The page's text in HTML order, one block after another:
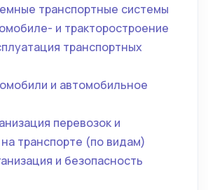
транспортные системы
и тракторостроение
транспортных
и автомобильное
перевозок и
транспорте (по видам)
и безопасность